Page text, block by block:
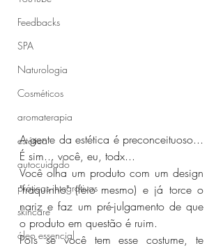
Feedbacks
SPA
Naturologia
Cosméticos
aromaterapia
estética
autocuidado
práticas integrativas
skincare
óleo essencial
A gente da estética é preconceituoso...
É sim... você, eu, todx...
Você olha um produto com um design
"fraquinho" (feio mesmo) e já torce o
nariz e faz um pré-julgamento de que
o produto em questão é ruim.
Pois se você tem esse costume, te